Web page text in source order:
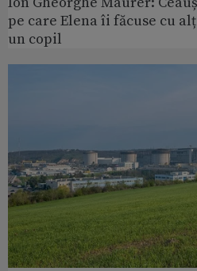
pe care Elena îi făcuse cu
un copil